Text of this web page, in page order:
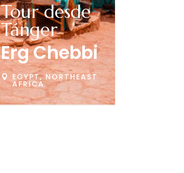
Tour desde
Tánger
Erg Chebbi
 EGYPT, NORTHEAST
AFRICA